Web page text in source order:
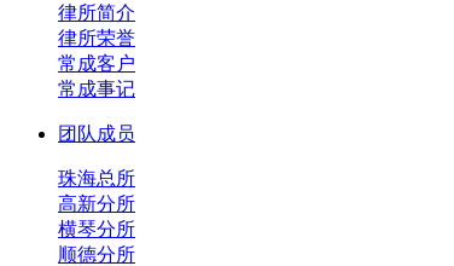
律所简介
律所荣誉
常成客户
常成事记
团队成员
珠海总所
高新分所
横琴分所
顺德分所